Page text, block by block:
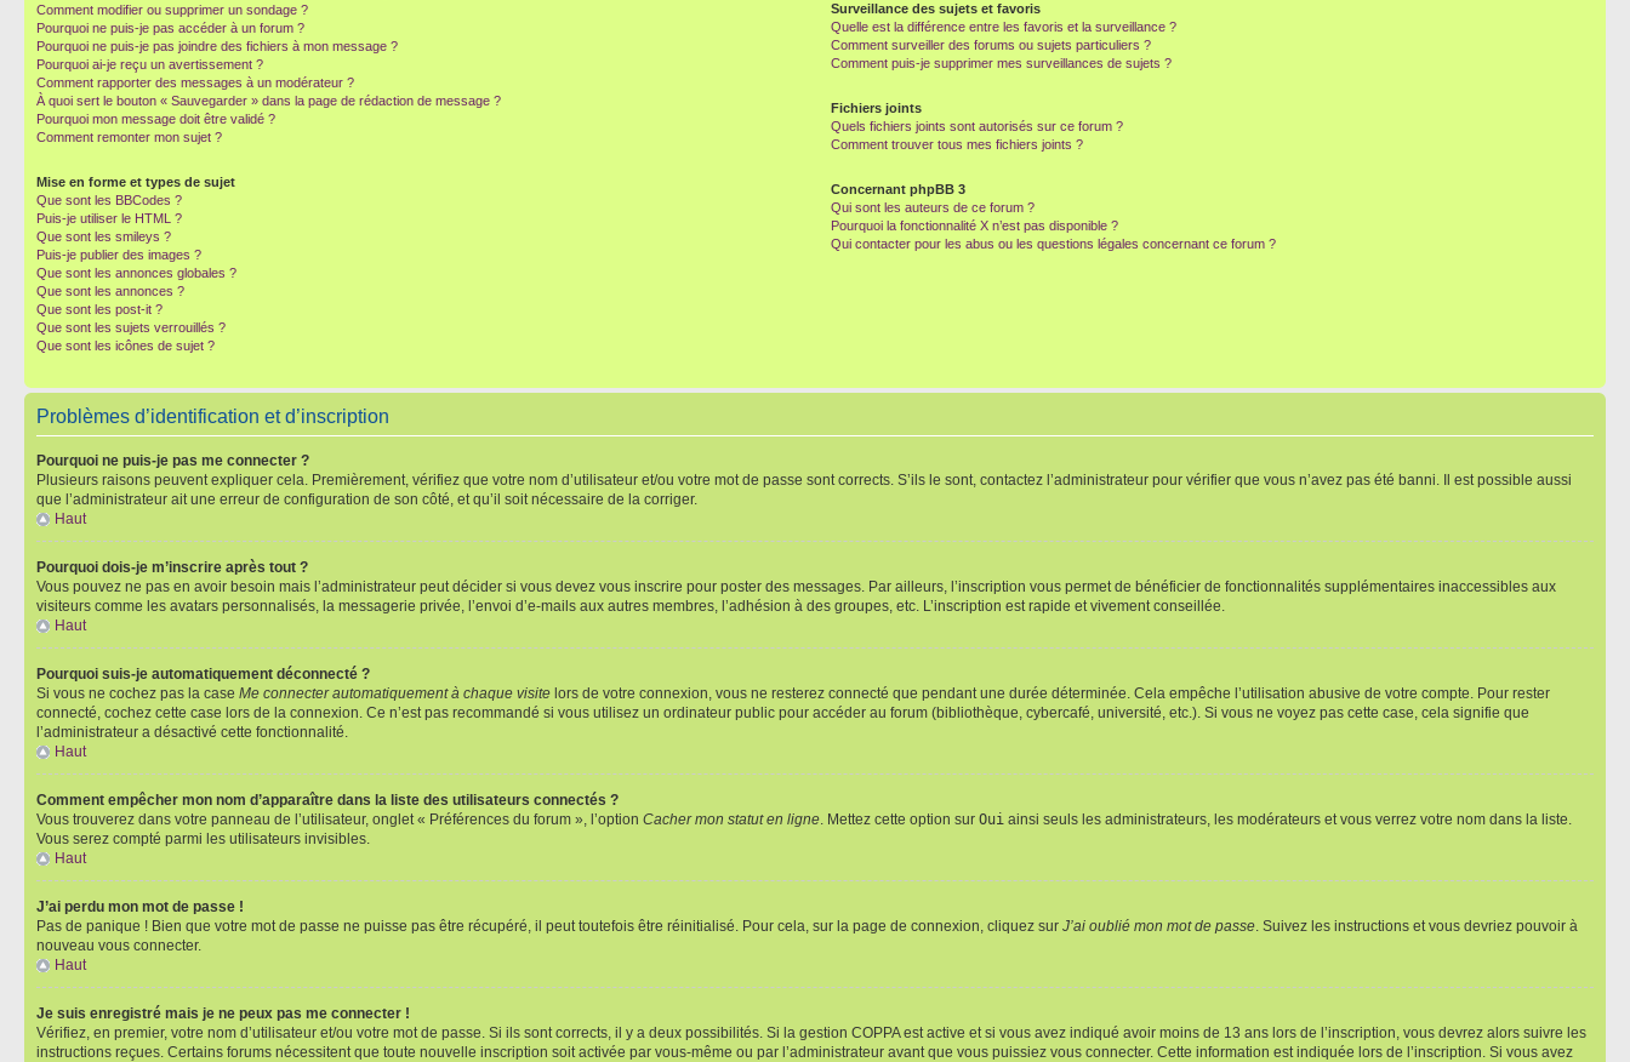
Comment modifier ou supprimer un sondage ?
Pourquoi ne puis-je pas accéder à un forum ?
Pourquoi ne puis-je pas joindre des fichiers à mon message ?
Pourquoi ai-je reçu un avertissement ?
Comment rapporter des messages à un modérateur ?
À quoi sert le bouton « Sauvegarder » dans la page de rédaction de message ?
Pourquoi mon message doit être validé ?
Comment remonter mon sujet ?
Mise en forme et types de sujet
Que sont les BBCodes ?
Puis-je utiliser le HTML ?
Que sont les smileys ?
Puis-je publier des images ?
Que sont les annonces globales ?
Que sont les annonces ?
Que sont les post-it ?
Que sont les sujets verrouillés ?
Que sont les icônes de sujet ?
Surveillance des sujets et favoris
Quelle est la différence entre les favoris et la surveillance ?
Comment surveiller des forums ou sujets particuliers ?
Comment puis-je supprimer mes surveillances de sujets ?
Fichiers joints
Quels fichiers joints sont autorisés sur ce forum ?
Comment trouver tous mes fichiers joints ?
Concernant phpBB 3
Qui sont les auteurs de ce forum ?
Pourquoi la fonctionnalité X n’est pas disponible ?
Qui contacter pour les abus ou les questions légales concernant ce forum ?
Problèmes d’identification et d’inscription
Pourquoi ne puis-je pas me connecter ?
Plusieurs raisons peuvent expliquer cela. Premièrement, vérifiez que votre nom d’utilisateur et/ou votre mot de passe sont corrects. S’ils le sont, contactez l’administrateur pour vérifier que vous n’avez pas été banni. Il est possible aussi
que l’administrateur ait une erreur de configuration de son côté, et qu’il soit nécessaire de la corriger.
Haut
Pourquoi dois-je m’inscrire après tout ?
Vous pouvez ne pas en avoir besoin mais l’administrateur peut décider si vous devez vous inscrire pour poster des messages. Par ailleurs, l’inscription vous permet de bénéficier de fonctionnalités supplémentaires inaccessibles aux
visiteurs comme les avatars personnalisés, la messagerie privée, l’envoi d’e-mails aux autres membres, l’adhésion à des groupes, etc. L’inscription est rapide et vivement conseillée.
Haut
Pourquoi suis-je automatiquement déconnecté ?
Si vous ne cochez pas la case Me connecter automatiquement à chaque visite lors de votre connexion, vous ne resterez connecté que pendant une durée déterminée. Cela empêche l’utilisation abusive de votre compte. Pour rester
connecté, cochez cette case lors de la connexion. Ce n’est pas recommandé si vous utilisez un ordinateur public pour accéder au forum (bibliothèque, cybercafé, université, etc.). Si vous ne voyez pas cette case, cela signifie que
l’administrateur a désactivé cette fonctionnalité.
Haut
Comment empêcher mon nom d’apparaître dans la liste des utilisateurs connectés ?
Vous trouverez dans votre panneau de l’utilisateur, onglet « Préférences du forum », l’option Cacher mon statut en ligne. Mettez cette option sur Oui ainsi seuls les administrateurs, les modérateurs et vous verrez votre nom dans la liste.
Vous serez compté parmi les utilisateurs invisibles.
Haut
J’ai perdu mon mot de passe !
Pas de panique ! Bien que votre mot de passe ne puisse pas être récupéré, il peut toutefois être réinitialisé. Pour cela, sur la page de connexion, cliquez sur J’ai oublié mon mot de passe. Suivez les instructions et vous devriez pouvoir à
nouveau vous connecter.
Haut
Je suis enregistré mais je ne peux pas me connecter !
Vérifiez, en premier, votre nom d’utilisateur et/ou votre mot de passe. Si ils sont corrects, il y a deux possibilités. Si la gestion COPPA est active et si vous avez indiqué avoir moins de 13 ans lors de l’inscription, vous devrez alors suivre les
instructions reçues. Certains forums nécessitent que toute nouvelle inscription soit activée par vous-même ou par l’administrateur avant que vous puissiez vous connecter. Cette information est indiquée lors de l’inscription. Si vous avez